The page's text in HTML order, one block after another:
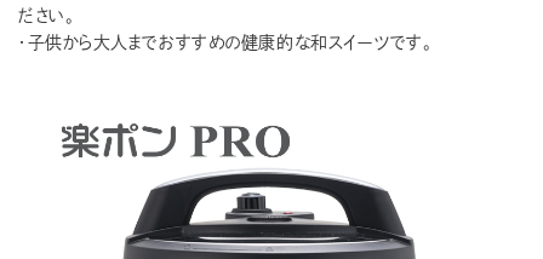
ださい。
・子供から大人までおすすめの健康的な和スイーツです。